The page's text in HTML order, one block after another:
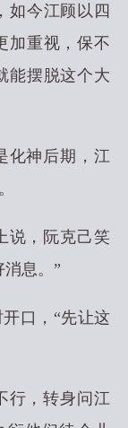
如今江顾以四
加重视，保不
能摆脱这个大
化神后期，江
说，阮克己笑
息。”
口，“先让这
行，转身问江